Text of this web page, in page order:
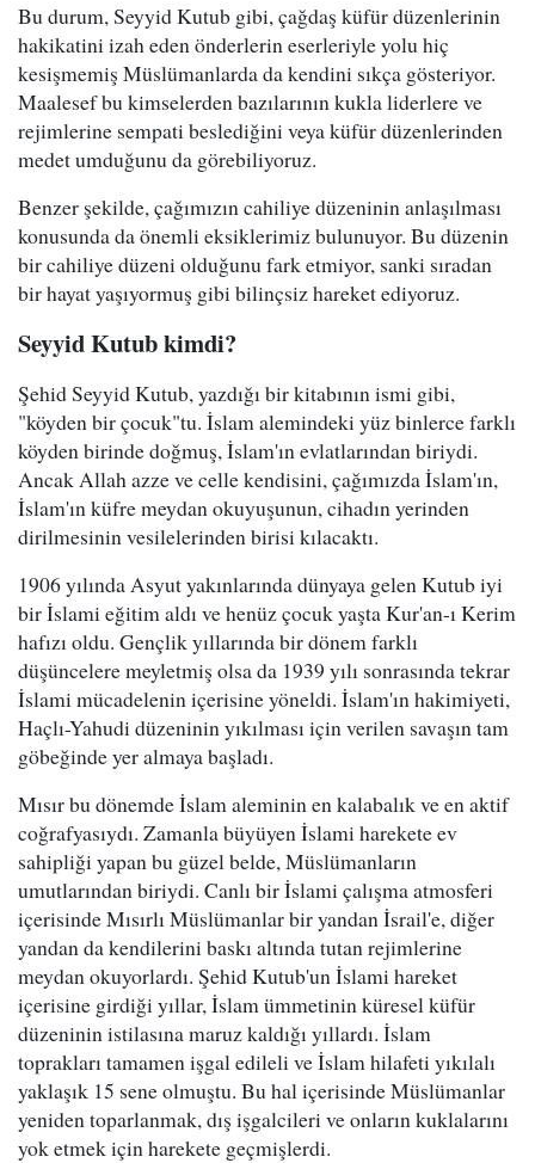
Bu durum, Seyyid Kutub gibi, çağdaş küfür düzenlerinin
hakikatini izah eden önderlerin eserleriyle yolu hiç
kesişmemiş Müslümanlarda da kendini sıkça gösteriyor.
Maalesef bu kimselerden bazılarının kukla liderlere ve
rejimlerine sempati beslediğini veya küfür düzenlerinden
medet umduğunu da görebiliyoruz.
Benzer şekilde, çağımızın cahiliye düzeninin anlaşılması
konusunda da önemli eksiklerimiz bulunuyor. Bu düzenin
bir cahiliye düzeni olduğunu fark etmiyor, sanki sıradan
bir hayat yaşıyormuş gibi bilinçsiz hareket ediyoruz.
Seyyid Kutub kimdi?
Şehid Seyyid Kutub, yazdığı bir kitabının ismi gibi,
"köyden bir çocuk"tu. İslam alemindeki yüz binlerce farklı
köyden birinde doğmuş, İslam'ın evlatlarından biriydi.
Ancak Allah azze ve celle kendisini, çağımızda İslam'ın,
İslam'ın küfre meydan okuyuşunun, cihadın yerinden
dirilmesinin vesilelerinden birisi kılacaktı.
1906 yılında Asyut yakınlarında dünyaya gelen Kutub iyi
bir İslami eğitim aldı ve henüz çocuk yaşta Kur'an-ı Kerim
hafızı oldu. Gençlik yıllarında bir dönem farklı
düşüncelere meyletmiş olsa da 1939 yılı sonrasında tekrar
İslami mücadelenin içerisine yöneldi. İslam'ın hakimiyeti,
Haçlı-Yahudi düzeninin yıkılması için verilen savaşın tam
göbeğinde yer almaya başladı.
Mısır bu dönemde İslam aleminin en kalabalık ve en aktif
coğrafyasıydı. Zamanla büyüyen İslami harekete ev
sahipliği yapan bu güzel belde, Müslümanların
umutlarından biriydi. Canlı bir İslami çalışma atmosferi
içerisinde Mısırlı Müslümanlar bir yandan İsrail'e, diğer
yandan da kendilerini baskı altında tutan rejimlerine
meydan okuyorlardı. Şehid Kutub'un İslami hareket
içerisine girdiği yıllar, İslam ümmetinin küresel küfür
düzeninin istilasına maruz kaldığı yıllardı. İslam
toprakları tamamen işgal edileli ve İslam hilafeti yıkılalı
yaklaşık 15 sene olmuştu. Bu hal içerisinde Müslümanlar
yeniden toparlanmak, dış işgalcileri ve onların kuklalarını
yok etmek için harekete geçmişlerdi.